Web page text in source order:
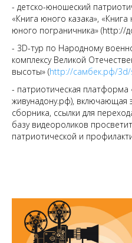
- детско-юношеский
«Книга юного казака»,
юного пограничника» (http://
- 3D-тур по Народному
комплексу Великой
высоты» (http://самбек.рф/
- патриотическая
живунадону.рф), включающая
сборника, ссылки для
базу видеороликов
патриотической и